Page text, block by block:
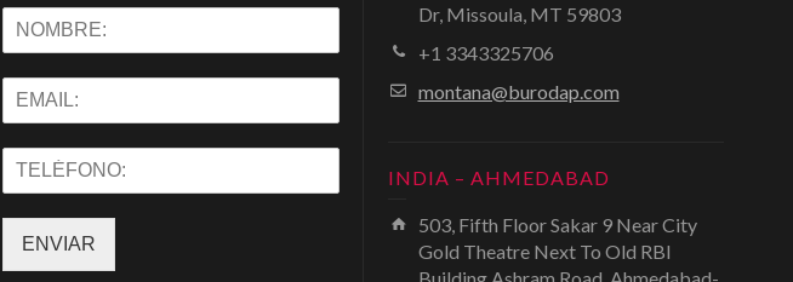
ENVIAR
Dr, Missoula, MT 59803
+1 3343325706
montana@burodap.com
INDIA – AHMEDABAD
503, Fifth Floor Sakar 9 Near City
Gold Theatre Next To Old RBI